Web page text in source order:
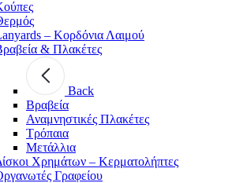
– Kορδόνια Λαιμού
& Πλακέτες
Back
Βραβεία
Αναμνηστικές Πλακέτες
Τρόπαια
Μετάλλια
Χρημάτων – Κερματολήπτες
Γραφείου